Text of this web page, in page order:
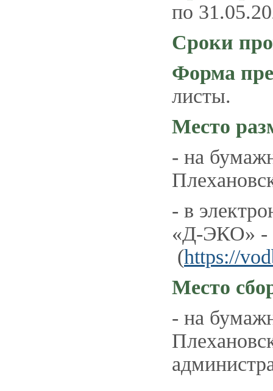
по
Сроки
Форма
листы.
Место
- на
- в
«Д-ЭКО» -
(https://
Место
- на